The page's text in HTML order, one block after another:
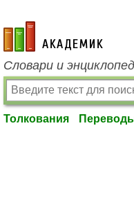
academic.ru
Словари и
Толкования